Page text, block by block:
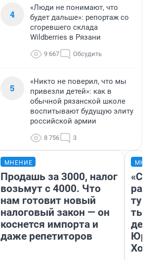
4
«Люди не понимают, что
будет дальше»: репортаж со
сгоревшего склада
Wildberries в Рязани
9 667 Обсудить
5
«Никто не поверил, что мы
привезли детей»: как в
обычной рязанской школе
воспитывают будущую элиту
российской армии
8 756 3
МНЕНИЕ
Продашь за 3000, налог
возьмут с 4000. Что
нам готовит новый
налоговый закон — он
коснется импорта и
даже репетиторов
день